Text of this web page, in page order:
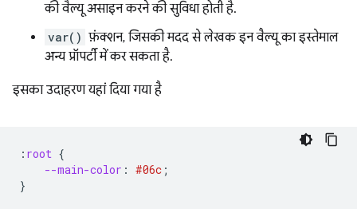
की वैल्यू असाइन करने की सुविधा होती है.
var() फ़ंक्शन, जिसकी मदद से लेखक इन वैल्यू का इस्तेमाल
अन्य प्रॉपर्टी में कर सकता है.
इसका उदाहरण यहां दिया गया है
: root {
--main-color : #06c ;
}